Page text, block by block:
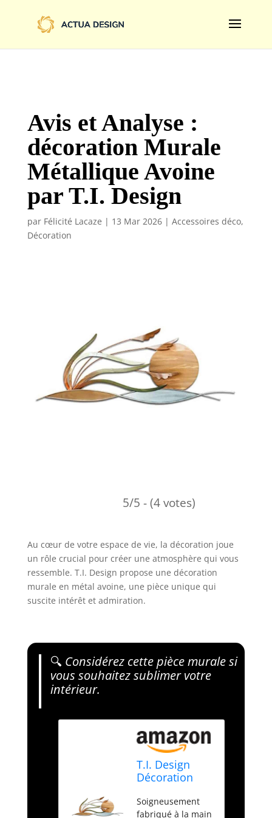
family=Limelight&display=swap');
Avis et Analyse :
décoration Murale
Métallique Avoine
par T.I. Design
par Félicité Lacaze | 13 Mar 2026| Accessoires déco,
Décoration
5/5 - (4 votes)
Au cœur de votre espace de vie, la décoration joue
un rôle crucial pour créer une atmosphère qui vous
ressemble. T.I. Design propose une décoration
murale en métal avoine, une pièce unique qui
suscite intérêt et admiration.
🔍 Considérez cette pièce murale si
vous souhaitez sublimer votre
intérieur.
T.I. Design
Décoration
métal avoine
Soigneusement
fabriqué à la main